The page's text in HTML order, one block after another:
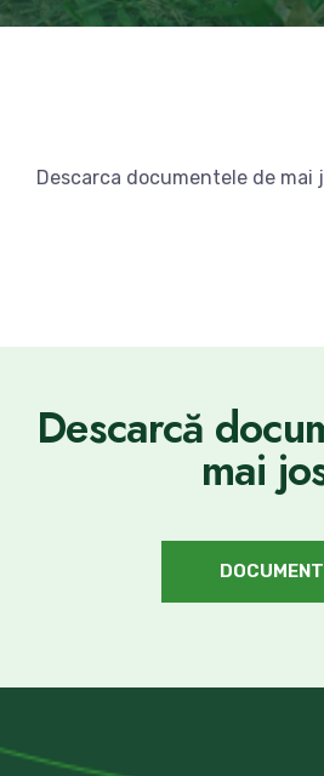
Descarca documentele de mai
Descarcă
mai
DOCUMENT